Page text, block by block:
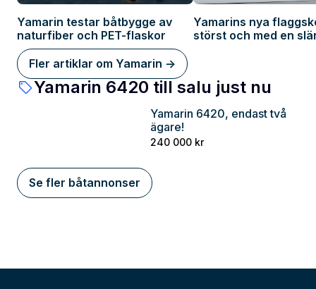
Yamarin testar båtbygge av
naturfiber och PET-flaskor
Yamarins nya
störst och med en
Fler artiklar om Yamarin ->
Yamarin 6420 till salu just nu
Yamarin 6420, endast två
ägare!
240 000 kr
Se fler båtannonser